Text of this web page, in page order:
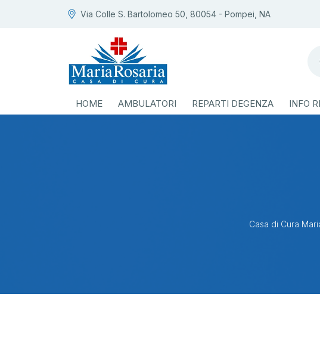
Via Colle S. Bartolomeo 50, 80054 - Pompei, NA
HOME AMBULATORI REPARTI DEGENZA INFO
Casa di Cura